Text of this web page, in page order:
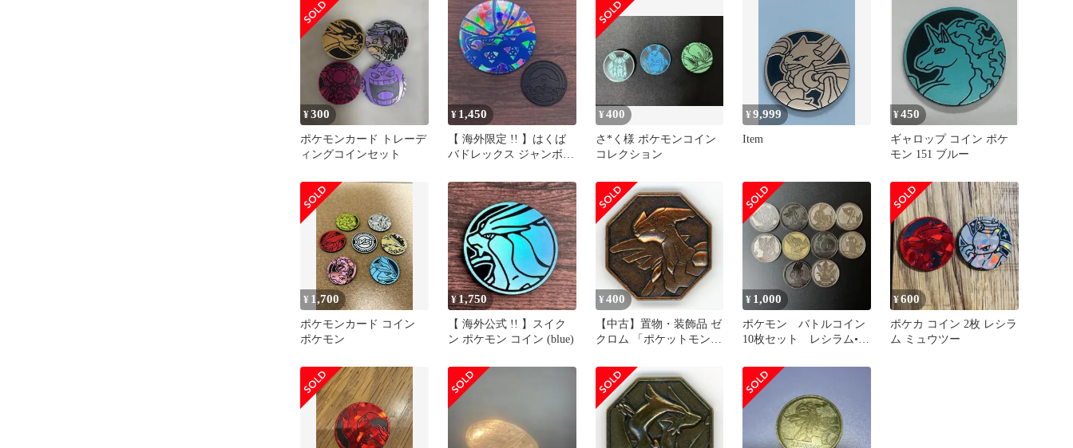
¥300
ポケモンカード トレーデ
ィングコインセット
¥ 1,450
【 海外限定 !! 】はくば
バドレックス ジャンボ
¥400
さ*く様 ポケモンコイン
コレクション
¥9,999
Item
¥450
ギャロップ コイン ポケ
モン 151 ブルー
¥ 1,700
ポケモンカード コイン
ポケモン
¥1,750
【 海外公式 !! 】スイク
ン ポケモン コイン (blue)
¥400
【中古】置物・装飾品 ゼ
クロム 「ポケットモンス
ポケモンメタルコレクシ
ョンBW」
¥ 1,000
ポケモン バトルコイン
10枚セット レシラム•
¥600
ポケカ コイン 2枚 レシラ
ム ミュウツー